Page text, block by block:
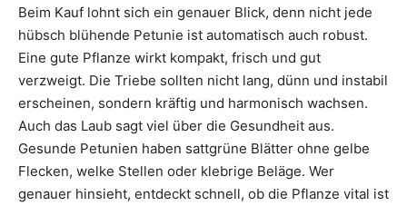
Beim Kauf lohnt sich ein genauer Blick, denn nicht jede
hübsch blühende Petunie ist automatisch auch robust.
Eine gute Pflanze wirkt kompakt, frisch und gut
verzweigt. Die Triebe sollten nicht lang, dünn und instabil
erscheinen, sondern kräftig und harmonisch wachsen.
Auch das Laub sagt viel über die Gesundheit aus.
Gesunde Petunien haben sattgrüne Blätter ohne gelbe
Flecken, welke Stellen oder klebrige Beläge. Wer
genauer hinsieht, entdeckt schnell, ob die Pflanze vital ist